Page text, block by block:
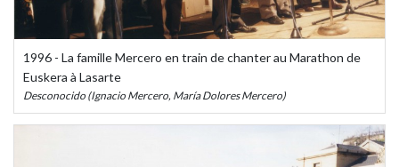
1996 - La famille Mercero en train de chanter au Marathon de
Euskera à Lasarte
Desconocido (Ignacio Mercero, María Dolores Mercero)